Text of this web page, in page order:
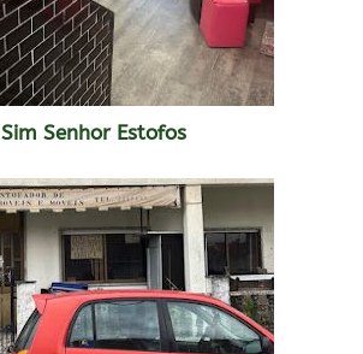
Sim Senhor Estofos